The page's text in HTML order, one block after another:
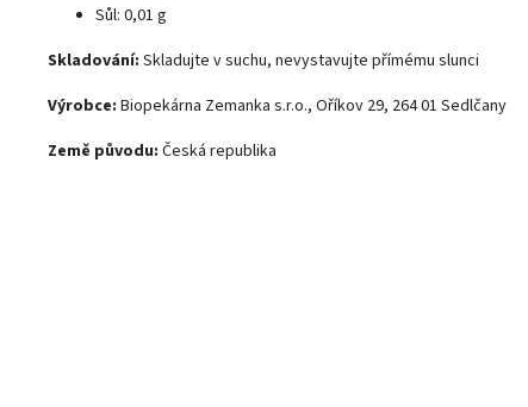
Sůl: 0,01 g
Skladování: Skladujte v suchu, nevystavujte přímému slunci
Výrobce: Biopekárna Zemanka s.r.o., Oříkov 29, 264 01 Sedlčany
Země původu: Česká republika